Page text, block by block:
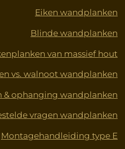
Eiken wandplanken
Blinde wandplanken
van massief hout
vs. walnoot wandplanken
& ophanging wandplanken
vragen wandplanken
Montagehandleiding type E